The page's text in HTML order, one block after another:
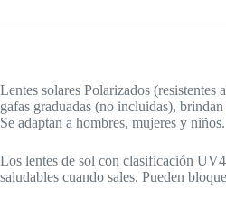
Lentes solares Polarizados
gafas graduadas (no incluidas),
Se adaptan a hombres, mujeres y niños.
Los lentes de sol con clasificación
saludables cuando sales. Pueden